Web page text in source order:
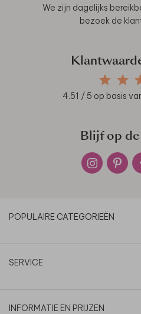
We zijn dagelijks
bezoek de
4.51 / 5 op basis
Blijf op
POPULAIRE CATEGORIEËN
SERVICE
INFORMATIE EN PRIJZEN